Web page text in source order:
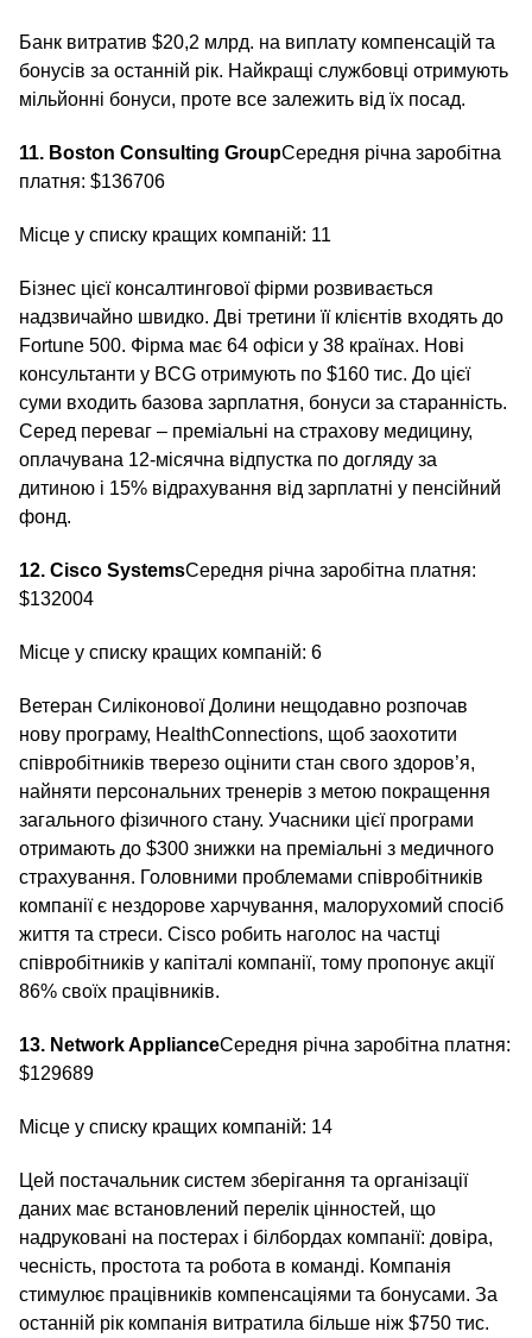
Банк витратив $20,2 млрд. на виплату компенсацій та
бонусів за останній рік. Найкращі службовці отримують
мільйонні бонуси, проте все залежить від їх посад.
11. Boston Consulting GroupСередня річна заробітна
платня: $136706
Місце у списку кращих компаній: 11
Бізнес цієї консалтингової фірми розвивається
надзвичайно швидко. Дві третини її клієнтів входять до
Fortune 500. Фірма має 64 офіси у 38 країнах. Нові
консультанти у BCG отримують по $160 тис. До цієї
суми входить базова зарплатня, бонуси за старанність.
Серед переваг – преміальні на страхову медицину,
оплачувана 12-місячна відпустка по догляду за
дитиною і 15% відрахування від зарплатні у пенсійний
фонд.
12. Cisco SystemsСередня річна заробітна платня:
$132004
Місце у списку кращих компаній: 6
Ветеран Силіконової Долини нещодавно розпочав
нову програму, HealthConnections, щоб заохотити
співробітників тверезо оцінити стан свого здоров’я,
найняти персональних тренерів з метою покращення
загального фізичного стану. Учасники цієї програми
отримають до $300 знижки на преміальні з медичного
страхування. Головними проблемами співробітників
компанії є нездорове харчування, малорухомий спосіб
життя та стреси. Cisco робить наголос на частці
співробітників у капіталі компанії, тому пропонує акції
86% своїх працівників.
13. Network ApplianceСередня річна заробітна платня:
$129689
Місце у списку кращих компаній: 14
Цей постачальник систем зберігання та організації
даних має встановлений перелік цінностей, що
надруковані на постерах і білбордах компанії: довіра,
чесність, простота та робота в команді. Компанія
стимулює працівників компенсаціями та бонусами. За
останній рік компанія витратила більше ніж $750 тис.